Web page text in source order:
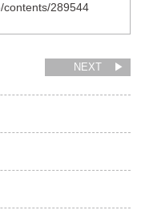
contents/289544
NEXT